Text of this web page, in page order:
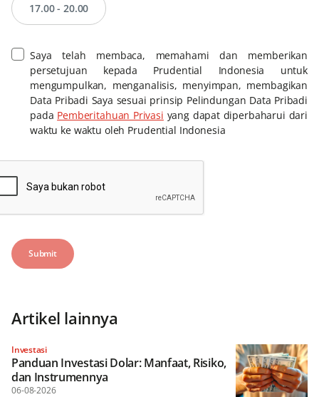
17.00 - 20.00
Saya telah membaca, memahami dan memberikan
persetujuan kepada Prudential Indonesia untuk
mengumpulkan, menganalisis, menyimpan, membagikan
Data Pribadi Saya sesuai prinsip Pelindungan Data Pribadi
pada Pemberitahuan Privasi yang dapat diperbaharui dari
waktu ke waktu oleh Prudential Indonesia
Artikel lainnya
Investasi
Panduan Investasi Dolar: Manfaat, Risiko,
dan Instrumennya
06-08-2026